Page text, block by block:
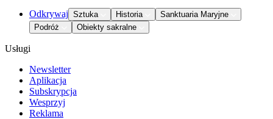
Odkrywaj Sztuka Historia
Sanktuaria Maryjne
Podróż
Obiekty sakralne
Usługi
Newsletter
Aplikacja
Subskrypcja
Wesprzyj
Reklama